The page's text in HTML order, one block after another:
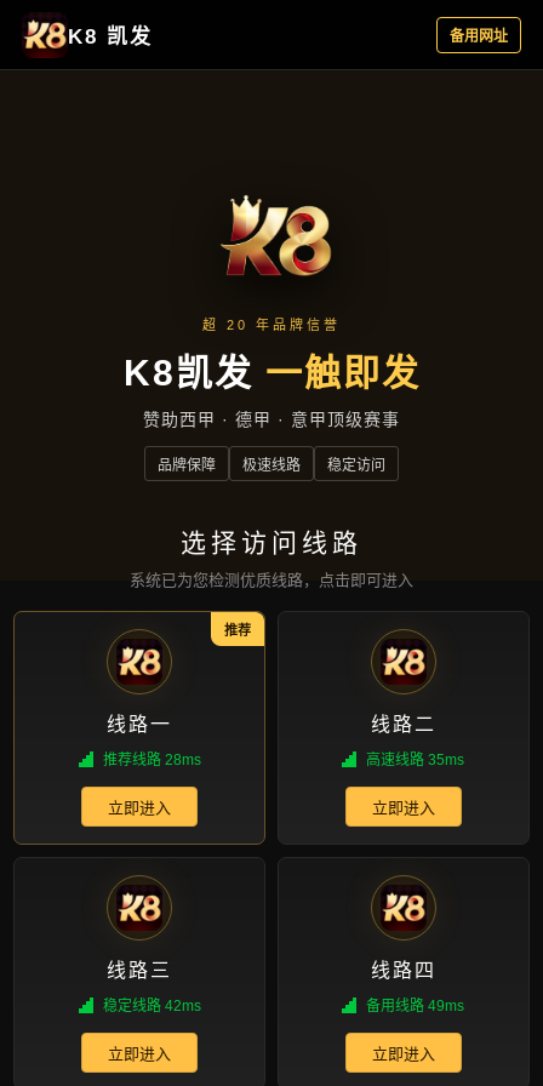
新闻发布
首页 新闻发布